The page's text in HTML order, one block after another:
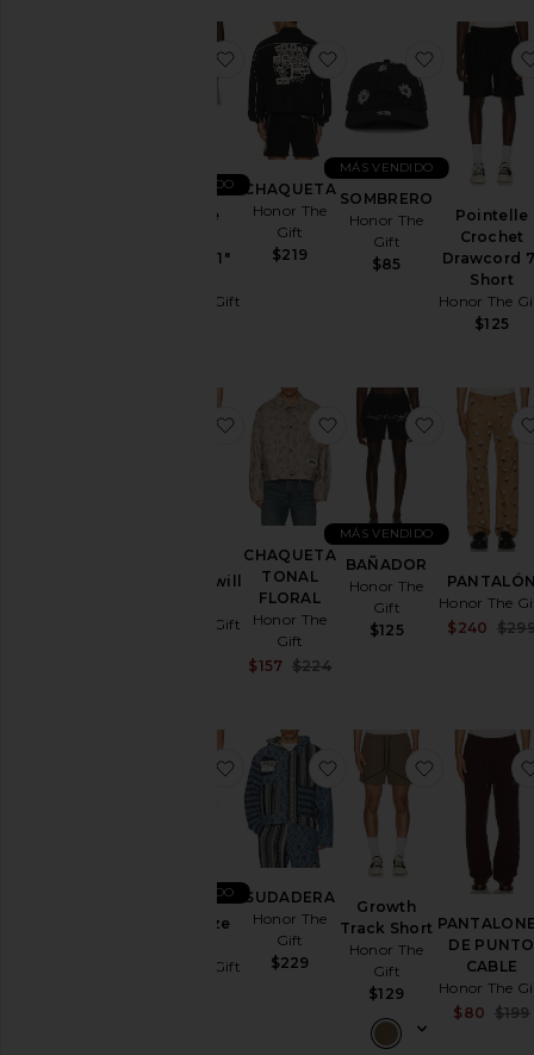
Vintage
Novelty 11"
Honor The Gift
MÁS VENDIDO
favoritoVintage Indigo Novelty 11"
CHAQUETA
Honor The
Gift
$219
favoritoCHAQUETA
SOMBRERO
Honor The
Gift
$85
MÁS VENDIDO
Pointelle
Crochet
Drawcord
Short
Honor The
$125
Washed Twill
Honor The Gift
favoritoWashed Twill Jean
CHAQUETA
TONAL
FLORAL
Honor The
Gift
$157 $224
favoritoCHAQUETA
BAÑADOR
Honor The
Gift
$125
MÁS VENDIDO
PANTALÓN
Honor The
$240
Mind Maze
Honor The Gift
MÁS VENDIDO
favoritoMind Maze Short
SUDADERA
Honor The
Gift
$229
favoritoSUDADERA
Growth
Track Short
Honor The
Gift
$129
DE PUNTO
CABLE
Honor The
$80 $199